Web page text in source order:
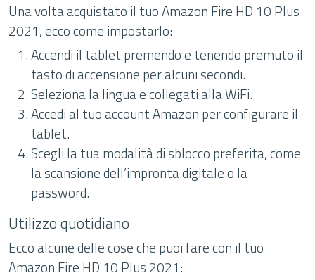
Una volta acquistato il tuo Amazon Fire HD 10 Plus
2021, ecco come impostarlo:
Accendi il tablet premendo e tenendo premuto il
tasto di accensione per alcuni secondi.
Seleziona la lingua e collegati alla WiFi.
Accedi al tuo account Amazon per configurare il
tablet.
Scegli la tua modalità di sblocco preferita, come
la scansione dell’impronta digitale o la
password.
Utilizzo quotidiano
Ecco alcune delle cose che puoi fare con il tuo
Amazon Fire HD 10 Plus 2021: